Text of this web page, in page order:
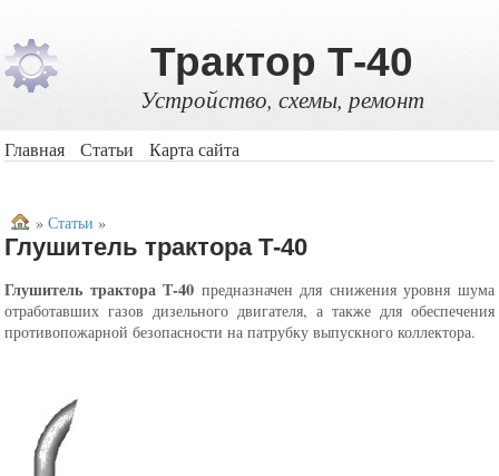
Трактор Т-40
Устройство, схемы, ремонт
Главная Статьи Карта сайта
»Статьи »
​Глушитель трактора Т-40
Глушитель трактора Т-40 предназначен для снижения уровня шума
отработавших газов дизельного двигателя, а также для обеспечения
противопожарной безопасности на патрубку выпускного коллектора.